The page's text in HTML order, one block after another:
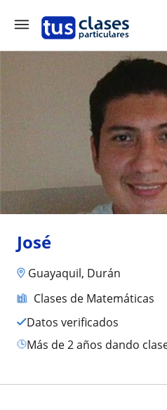
José
Guayaquil, Durán
Clases de Matemáticas
Datos verificados
más de 2 años dando